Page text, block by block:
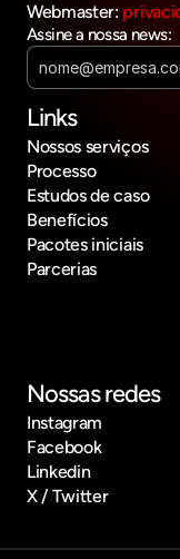
Webmaster:
Assine a nossa news:
Links
Nossos serviços
Processo
Estudos de caso
Benefícios
Pacotes iniciais
Parcerias
Nossas redes
Instagram
Facebook
Linkedin
X / Twitter